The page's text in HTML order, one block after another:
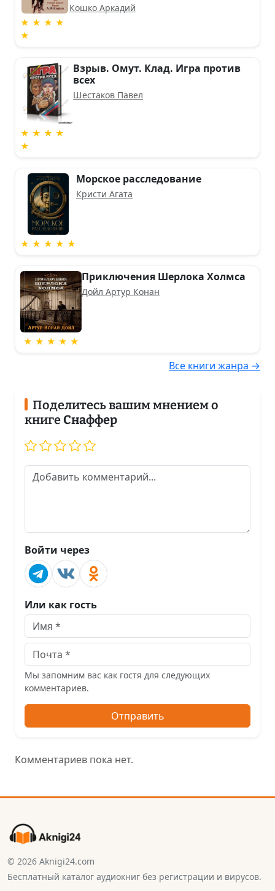
★ ★ ★ ★
★
Кошко Аркадий
★ ★ ★ ★
★
Взрыв. Омут. Клад. Игра против
всех
Шестаков Павел
★ ★ ★ ★ ★
Морское расследование
Кристи Агата
★ ★ ★ ★ ★
Приключения Шерлока Холмса
Дойл Артур Конан
Все книги жанра →
Поделитесь вашим мнением о
книгеСнаффер
Войти через
Или как гость
Мы запомним вас как гостя для следующих
комментариев.
Отправить
Комментариев пока нет.
© 2026 Aknigi24.com
Бесплатный каталог аудиокниг без регистрации и вирусов.